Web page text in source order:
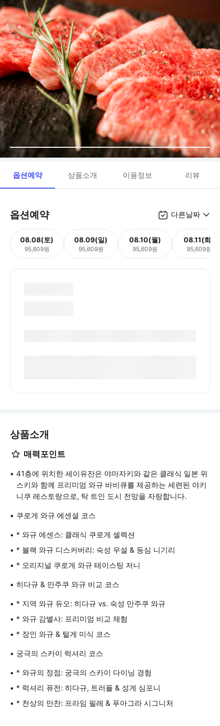
옵션예약 상품소개 이용정보 리뷰
옵션예약 다른날짜
08.08(토)
95,609원
08.09(일)
95,609원
08.10(월)
95,609원
08.11(화)
95,609원
상품소개
매력포인트
41층에 위치한 세이유잔은 야마자키와 같은 클래식 일본 위
스키와 함께 프리미엄 와규 바비큐를 제공하는 세련된 야키
니쿠 레스토랑으로, 탁 트인 도시 전망을 자랑합니다.
쿠로게 와규 에센셜 코스
* 와규 에센스: 클래식 쿠로게 셀렉션
* 블랙 와규 디스커버리: 숙성 우설 & 등심 니기리
* 오리지널 쿠로게 와규 테이스팅 저니
히다규 & 만주쿠 와규 비교 코스
* 지역 와규 듀오: 히다규 vs. 숙성 만주쿠 와규
* 와규 감별사: 프리미엄 비교 체험
* 장인 와규 & 털게 미식 코스
궁극의 스카이 럭셔리 코스
* 와규의 정점: 궁극의 스카이 다이닝 경험
* 럭셔리 퓨전: 히다규, 트러플 & 성게 심포니
* 천상의 만찬: 프라임 필레 & 푸아그라 시그니처